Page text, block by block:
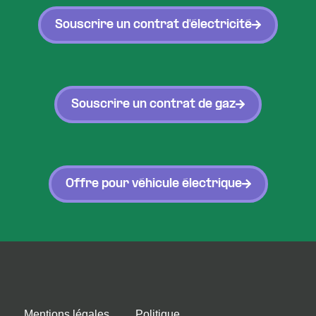
Souscrire un contrat d'électricité
Souscrire un contrat de gaz
Offre pour véhicule électrique